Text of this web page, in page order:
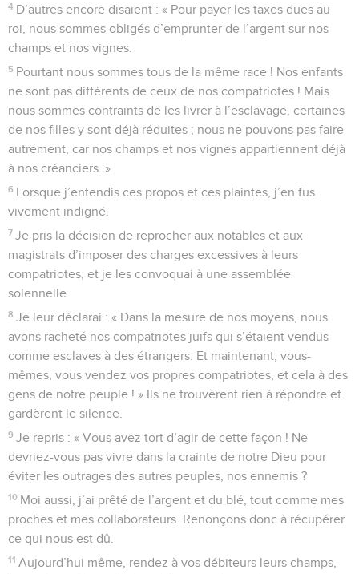
4 D’autres encore disaient : « Pour payer les taxes dues au
roi, nous sommes obligés d’emprunter de l’argent sur nos
champs et nos vignes.
5 Pourtant nous sommes tous de la même race ! Nos enfants
ne sont pas différents de ceux de nos compatriotes ! Mais
nous sommes contraints de les livrer à l’esclavage, certaines
de nos filles y sont déjà réduites ; nous ne pouvons pas faire
autrement, car nos champs et nos vignes appartiennent déjà
à nos créanciers. »
6 Lorsque j’entendis ces propos et ces plaintes, j’en fus
vivement indigné.
7 Je pris la décision de reprocher aux notables et aux
magistrats d’imposer des charges excessives à leurs
compatriotes, et je les convoquai à une assemblée
solennelle.
8 Je leur déclarai : « Dans la mesure de nos moyens, nous
avons racheté nos compatriotes juifs qui s’étaient vendus
comme esclaves à des étrangers. Et maintenant, vous-
mêmes, vous vendez vos propres compatriotes, et cela à des
gens de notre peuple ! » Ils ne trouvèrent rien à répondre et
gardèrent le silence.
9 Je repris : « Vous avez tort d’agir de cette façon ! Ne
devriez-vous pas vivre dans la crainte de notre Dieu pour
éviter les outrages des autres peuples, nos ennemis ?
10 Moi aussi, j’ai prêté de l’argent et du blé, tout comme mes
proches et mes collaborateurs. Renonçons donc à récupérer
ce qui nous est dû.
11 Aujourd’hui même, rendez à vos débiteurs leurs champs,